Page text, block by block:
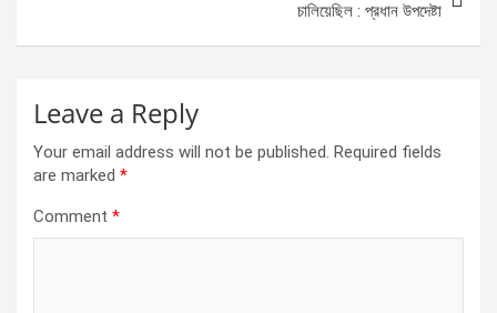
চালিয়েছিল : প্রধান উপদেষ্টা
Leave a Reply
Your email address will not be published. Required fields
are marked *
Comment *